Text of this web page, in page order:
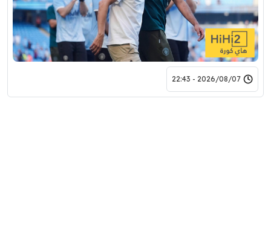
2026/08/07 - 22:43